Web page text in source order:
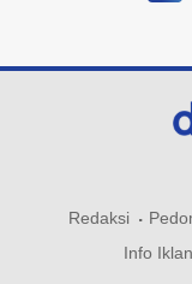
Redaksi
Info Iklan